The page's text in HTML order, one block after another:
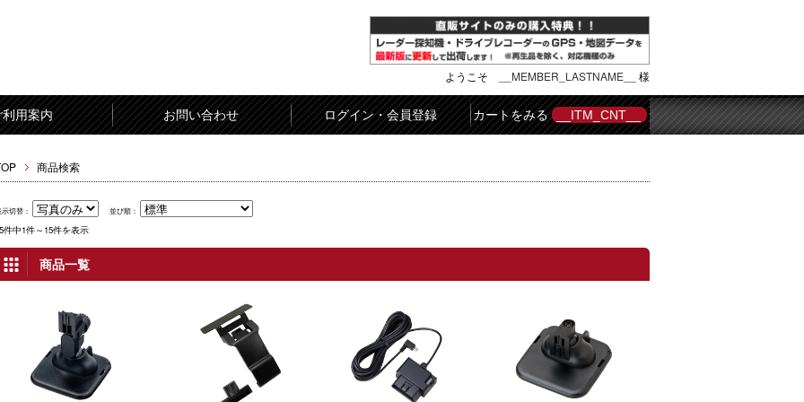
ようこそ __MEMBER_LASTNAME__ 様
利用案内 お問い合わせ ログイン・会員登録 カートをみる __ITM_CNT__
商品検索
切替： 並び順：
件中1件～15件を表示
商品一覧